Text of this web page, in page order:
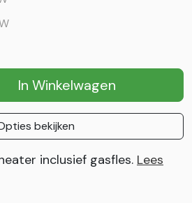
In Winkelwagen
bekijken
inclusief gasfles. Lees